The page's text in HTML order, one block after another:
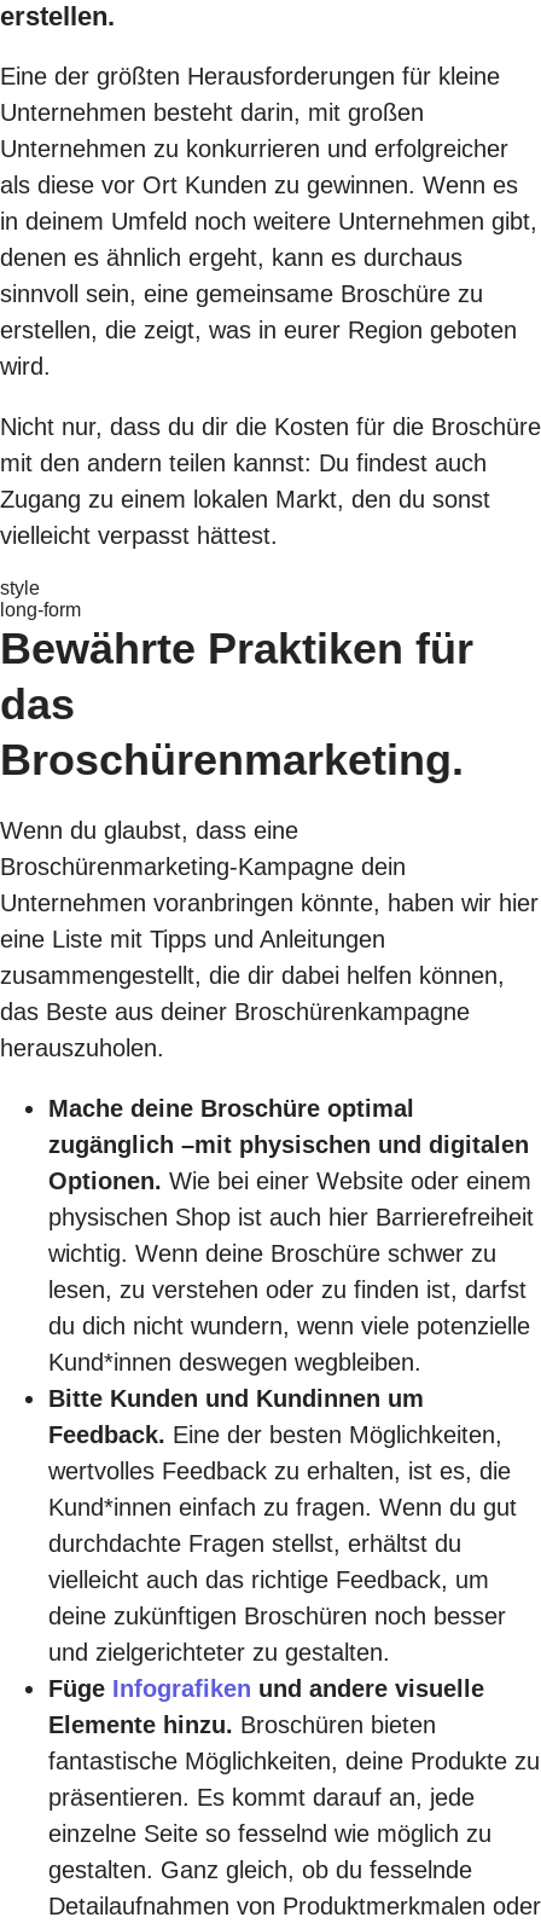
erstellen.
Eine der größten Herausforderungen für kleine
Unternehmen besteht darin, mit großen
Unternehmen zu konkurrieren und erfolgreicher
als diese vor Ort Kunden zu gewinnen. Wenn es
in deinem Umfeld noch weitere Unternehmen gibt,
denen es ähnlich ergeht, kann es durchaus
sinnvoll sein, eine gemeinsame Broschüre zu
erstellen, die zeigt, was in eurer Region geboten
wird.
Nicht nur, dass du dir die Kosten für die Broschüre
mit den andern teilen kannst: Du findest auch
Zugang zu einem lokalen Markt, den du sonst
vielleicht verpasst hättest.
style
long-form
Bewährte Praktiken für
das
Broschürenmarketing.
Wenn du glaubst, dass eine
Broschürenmarketing-Kampagne dein
Unternehmen voranbringen könnte, haben wir hier
eine Liste mit Tipps und Anleitungen
zusammengestellt, die dir dabei helfen können,
das Beste aus deiner Broschürenkampagne
herauszuholen.
Mache deine Broschüre optimal
zugänglich –mit physischen und digitalen
Optionen. Wie bei einer Website oder einem
physischen Shop ist auch hier Barrierefreiheit
wichtig. Wenn deine Broschüre schwer zu
lesen, zu verstehen oder zu finden ist, darfst
du dich nicht wundern, wenn viele potenzielle
Kund*innen deswegen wegbleiben.
Bitte Kunden und Kundinnen um
Feedback. Eine der besten Möglichkeiten,
wertvolles Feedback zu erhalten, ist es, die
Kund*innen einfach zu fragen. Wenn du gut
durchdachte Fragen stellst, erhältst du
vielleicht auch das richtige Feedback, um
deine zukünftigen Broschüren noch besser
und zielgerichteter zu gestalten.
Füge Infografiken und andere visuelle
Elemente hinzu. Broschüren bieten
fantastische Möglichkeiten, deine Produkte zu
präsentieren. Es kommt darauf an, jede
einzelne Seite so fesselnd wie möglich zu
gestalten. Ganz gleich, ob du fesselnde
Detailaufnahmen von Produktmerkmalen oder